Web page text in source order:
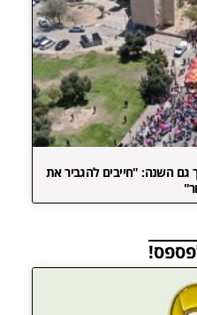
גם השנה: "חייבים להגביר את